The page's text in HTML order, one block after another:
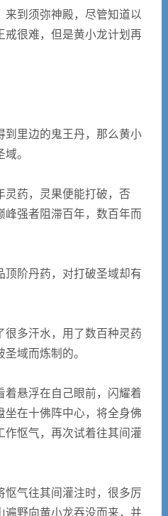
来到须弥神殿，尽管知道以
戒很难，但是黄小龙计划再
里边的鬼王丹，那么黄小
。
药，灵果便能打破，否
峰强者阻滞百年，数百年而
阶丹药，对打破圣域却有
多汗水，用了数百种灵药
域而炼制的。
悬浮在自己眼前，闪耀着
坐在十佛阵中心，将全身佛
作怄气，再次试着往其间灌
气往其间灌注时，很多厉
遍野向黄小龙吞没而来，并